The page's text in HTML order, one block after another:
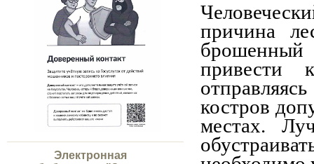
Электронная
причина
брошенный
привести
костров
местах.